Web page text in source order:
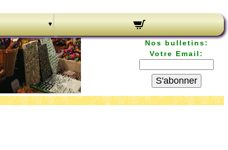
Nos bulletins:
Votre Email:
S'abonner